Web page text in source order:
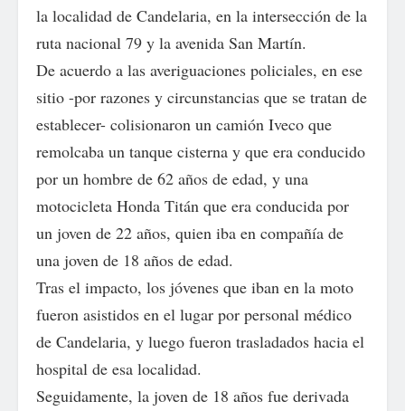
la localidad de Candelaria, en la intersección de la
ruta nacional 79 y la avenida San Martín.
De acuerdo a las averiguaciones policiales, en ese
sitio -por razones y circunstancias que se tratan de
establecer- colisionaron un camión Iveco que
remolcaba un tanque cisterna y que era conducido
por un hombre de 62 años de edad, y una
motocicleta Honda Titán que era conducida por
un joven de 22 años, quien iba en compañía de
una joven de 18 años de edad.
Tras el impacto, los jóvenes que iban en la moto
fueron asistidos en el lugar por personal médico
de Candelaria, y luego fueron trasladados hacia el
hospital de esa localidad.
Seguidamente, la joven de 18 años fue derivada